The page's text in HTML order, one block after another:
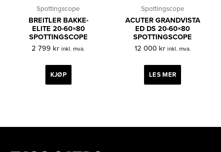
Spottingscope
BREITLER BAKKE-
ELITE 20-60×80
SPOTTINGSCOPE
2 799 kr inkl. mva.
KJØP
Spottingscope
ACUTER GRANDVISTA
ED DS 20-60×80
SPOTTINGSCOPE
12 000 kr inkl. mva.
LES MER